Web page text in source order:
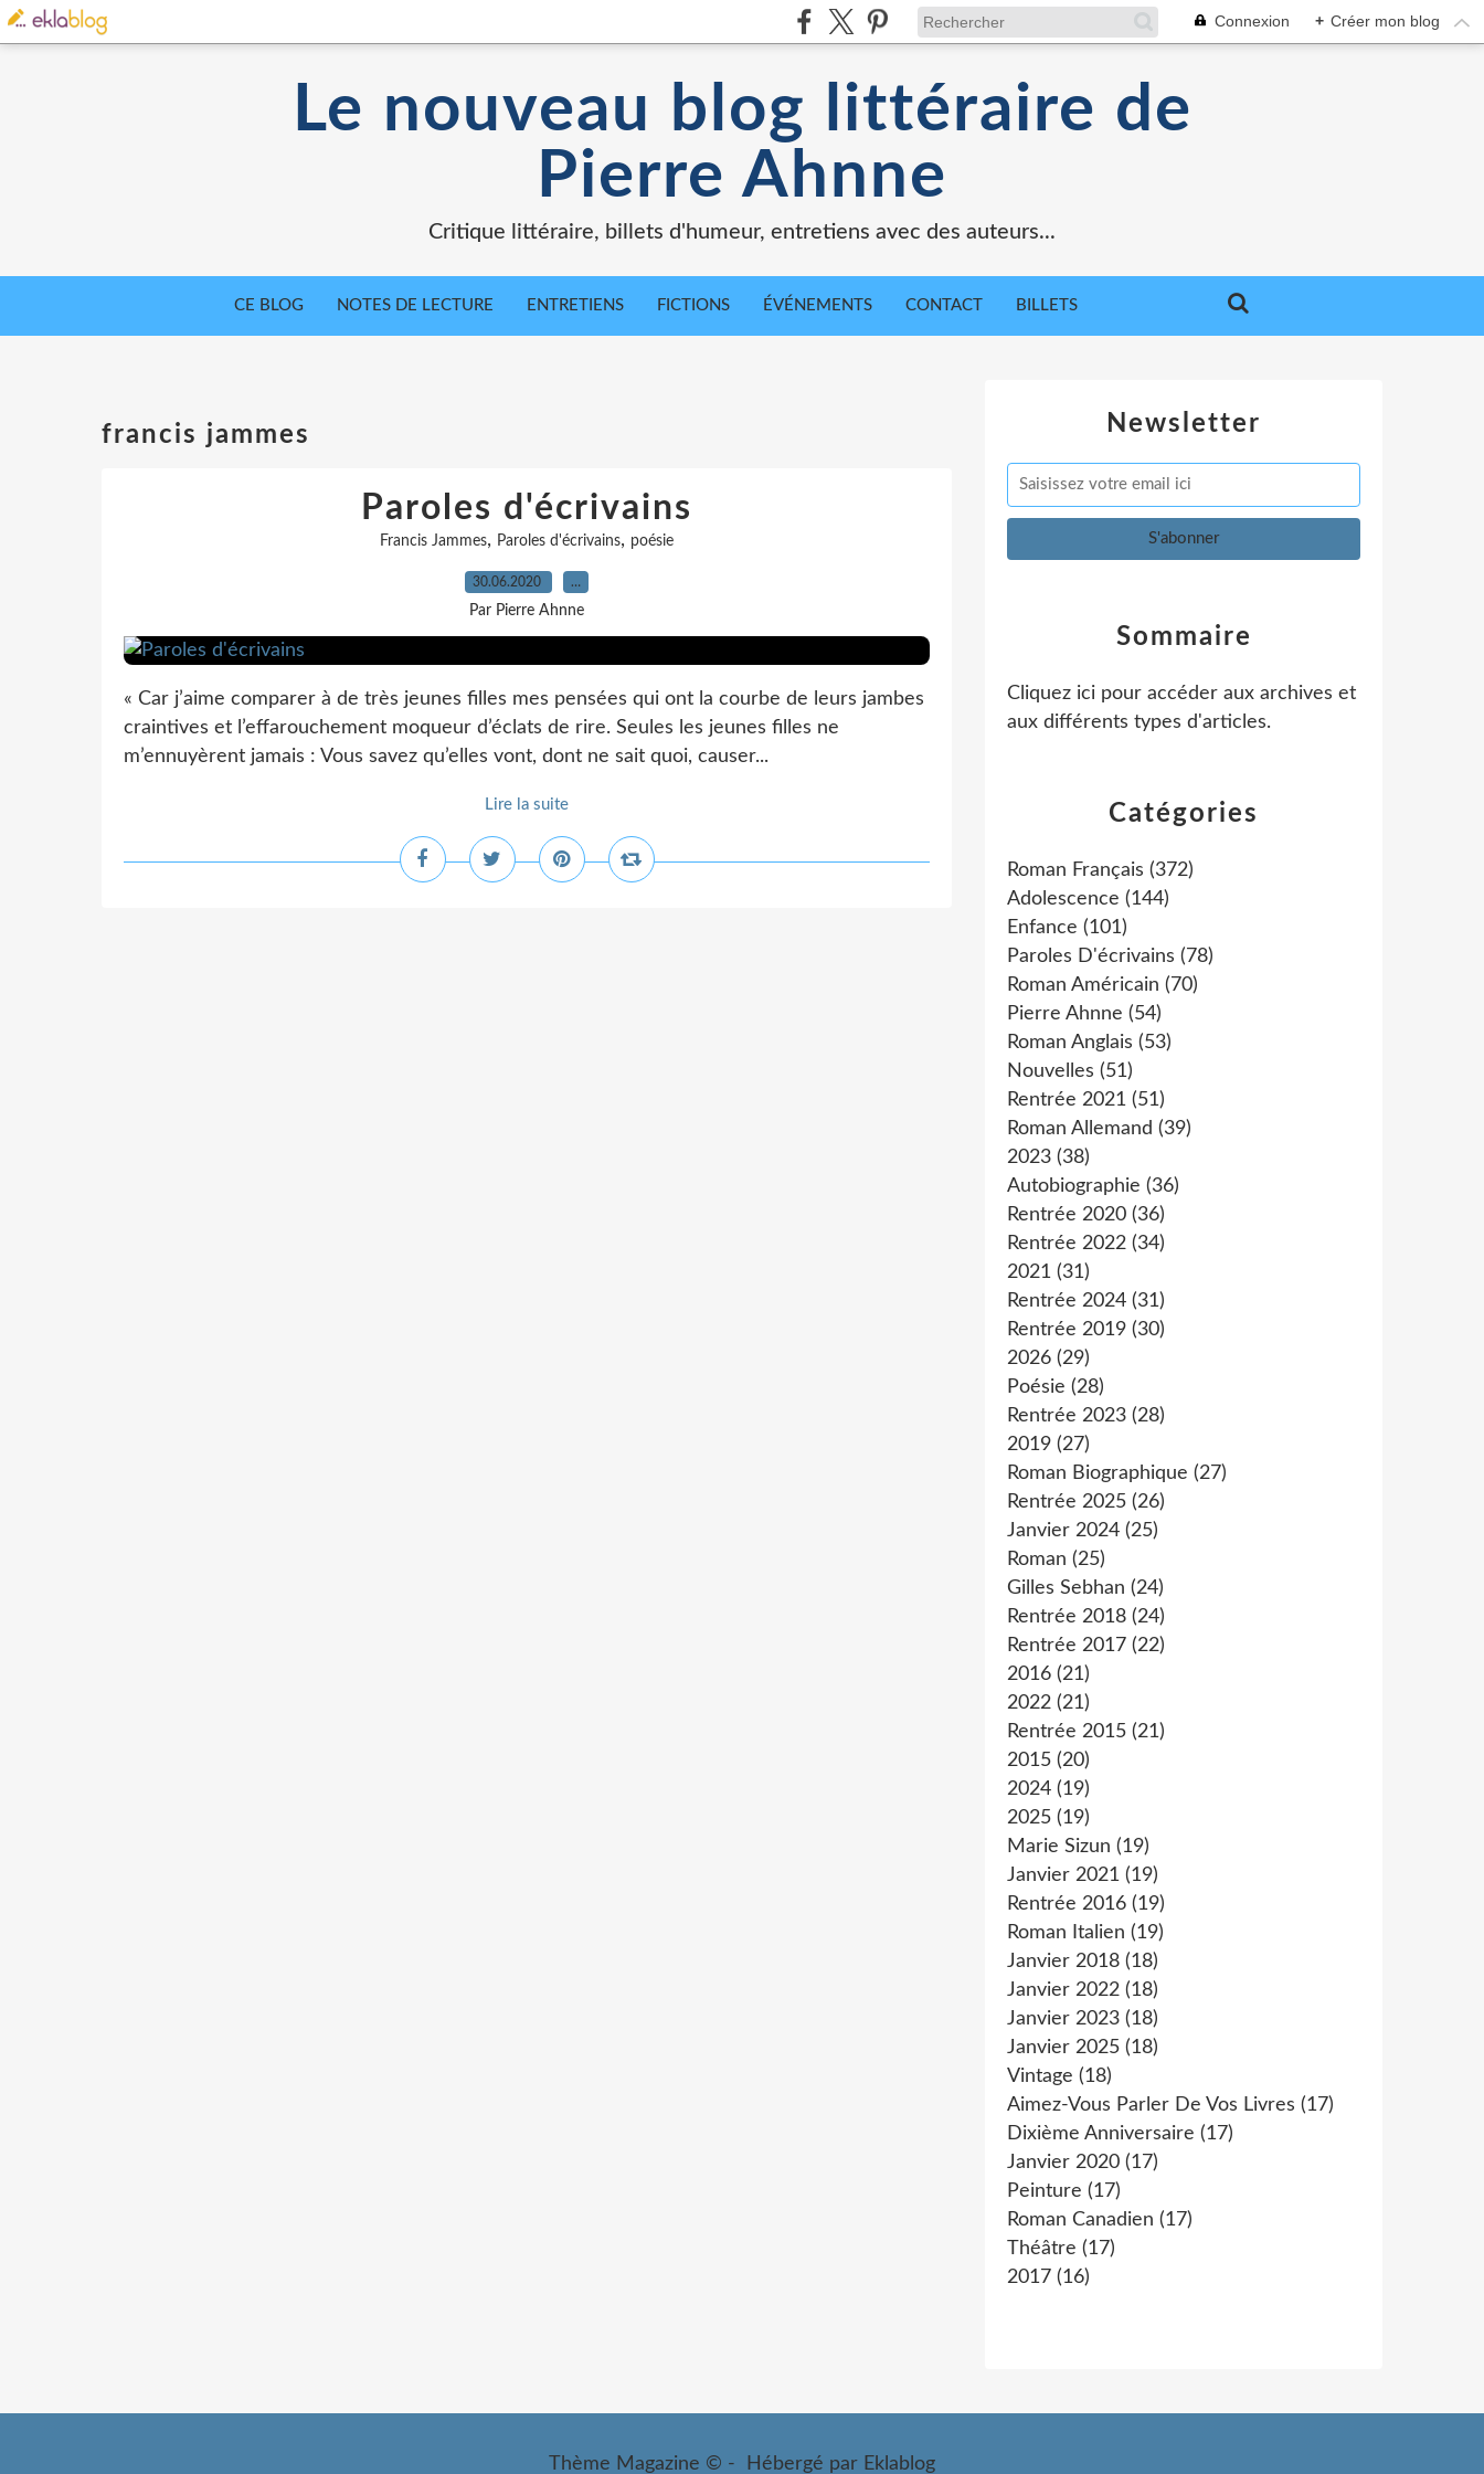
Connexion + Créer mon blog
Le nouveau blog littéraire de
Pierre Ahnne
Critique littéraire, billets d'humeur, entretiens avec des auteurs...
CE BLOG NOTES DE LECTURE ENTRETIENS FICTIONS ÉVÉNEMENTS CONTACT BILLETS
francis jammes
Paroles d'écrivains
Francis Jammes, Paroles d'écrivains, poésie
30.06.2020 …
Par Pierre Ahnne
« Car j’aime comparer à de très jeunes filles mes pensées qui ont la courbe de leurs jambes
craintives et l’effarouchement moqueur d’éclats de rire. Seules les jeunes filles ne
m’ennuyèrent jamais : Vous savez qu’elles vont, dont ne sait quoi, causer...
Lire la suite
Newsletter
Catégories
Roman Français (372)
Adolescence (144)
Enfance (101)
Paroles D'écrivains (78)
Roman Américain (70)
Pierre Ahnne (54)
Roman Anglais (53)
Nouvelles (51)
Rentrée 2021 (51)
Roman Allemand (39)
2023 (38)
Autobiographie (36)
Rentrée 2020 (36)
Rentrée 2022 (34)
2021 (31)
Rentrée 2024 (31)
Rentrée 2019 (30)
2026 (29)
Poésie (28)
Rentrée 2023 (28)
2019 (27)
Roman Biographique (27)
Rentrée 2025 (26)
Janvier 2024 (25)
Roman (25)
Gilles Sebhan (24)
Rentrée 2018 (24)
Rentrée 2017 (22)
2016 (21)
2022 (21)
Rentrée 2015 (21)
2015 (20)
2024 (19)
2025 (19)
Marie Sizun (19)
Janvier 2021 (19)
Rentrée 2016 (19)
Roman Italien (19)
Janvier 2018 (18)
Janvier 2022 (18)
Janvier 2023 (18)
Janvier 2025 (18)
Vintage (18)
Aimez-Vous Parler De Vos Livres (17)
Dixième Anniversaire (17)
Janvier 2020 (17)
Peinture (17)
Roman Canadien (17)
Théâtre (17)
2017 (16)
Sommaire
Cliquez ici pour accéder aux archives et
aux différents types d'articles.
Thème Magazine © - Hébergé par Eklablog